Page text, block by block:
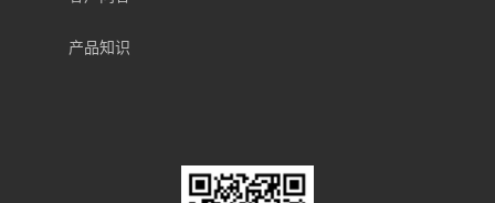
产品知识